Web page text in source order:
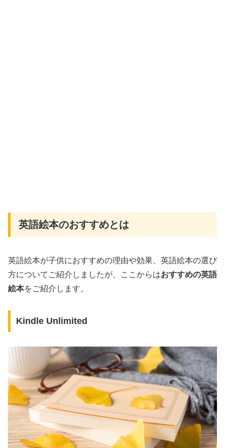
英語絵本のおすすめとは
英語絵本が子供におすすめの理由や効果、英語絵本の選び
方についてご紹介しましたが、ここからはおすすめの英語
絵本をご紹介します。
Kindle Unlimited